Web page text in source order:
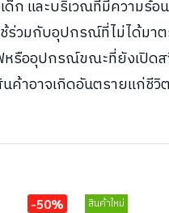
ก และบริเวณที่มีความร้อ
ร่วมกับอุปกรณ์ที่ไม่ได้มา
หรืออุปกรณ์ขณะที่ยังเปิด
ค้าอาจเกิดอันตรายแก่ชี
-50% สินค้าใหม่